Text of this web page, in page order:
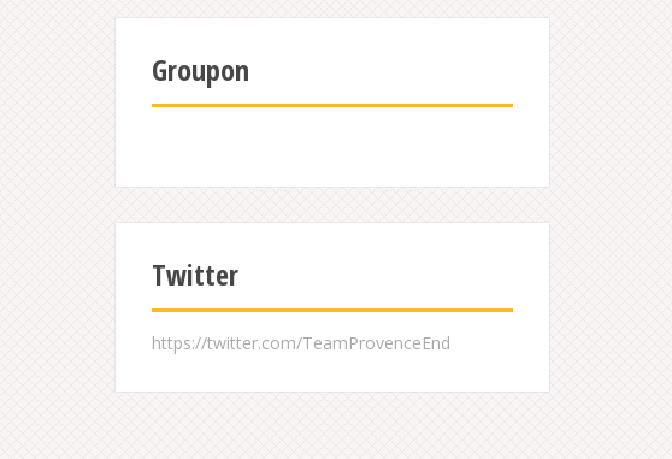
Groupon
Twitter
https://twitter.com/TeamProvenceEnd